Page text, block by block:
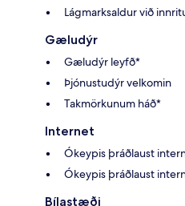
Lágmarksaldur við
Gæludýr
Gæludýr leyfð*
Þjónustudýr velkomin
Takmörkunum háð*
Internet
Ókeypis þráðlaust
Ókeypis þráðlaust
Bílastæði